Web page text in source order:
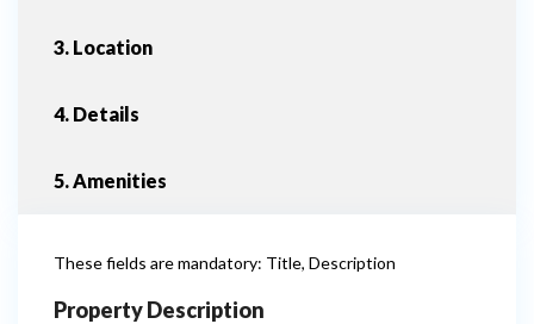
3. Location
4. Details
5. Amenities
These fields are mandatory: Title, Description
Property Description